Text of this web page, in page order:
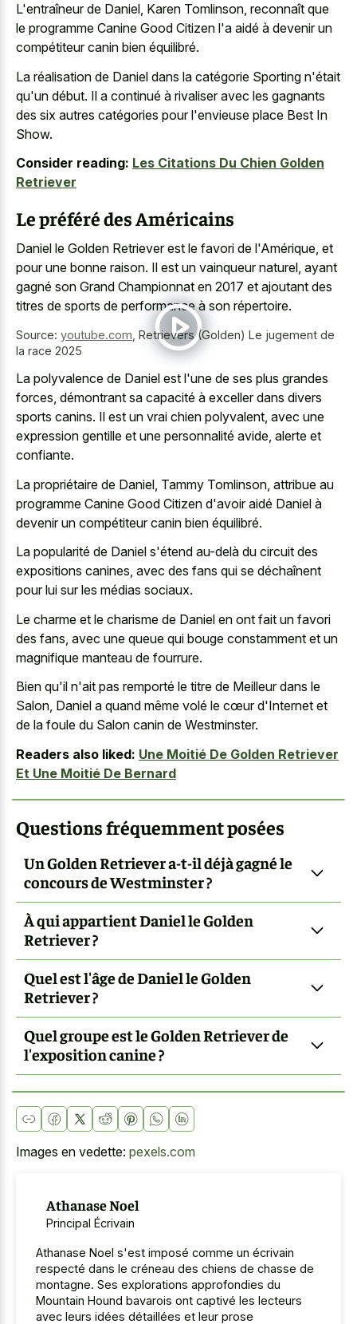
L'entraîneur de Daniel, Karen Tomlinson, reconnaît que
le programme Canine Good Citizen l'a aidé à devenir un
compétiteur canin bien équilibré.
La réalisation de Daniel dans la catégorie Sporting n'était
qu'un début. Il a continué à rivaliser avec les gagnants
des six autres catégories pour l'envieuse place Best In
Show.
Consider reading: Les Citations Du Chien Golden
Retriever
Le préféré des Américains
Daniel le Golden Retriever est le favori de l'Amérique, et
pour une bonne raison. Il est un vainqueur naturel, ayant
gagné son Grand Championnat en 2017 et ajoutant des
titres de sports de performance à son répertoire.
Source: youtube.com Retrievers (Golden) Le jugement de
la race 2025
La polyvalence de Daniel est l'une de ses plus grandes
forces, démontrant sa capacité à exceller dans divers
sports canins. Il est un vrai chien polyvalent, avec une
expression gentille et une personnalité avide, alerte et
confiante.
La propriétaire de Daniel, Tammy Tomlinson, attribue au
programme Canine Good Citizen d'avoir aidé Daniel à
devenir un compétiteur canin bien équilibré.
La popularité de Daniel s'étend au-delà du circuit des
expositions canines, avec des fans qui se déchaînent
pour lui sur les médias sociaux.
Le charme et le charisme de Daniel en ont fait un favori
des fans, avec une queue qui bouge constamment et un
magnifique manteau de fourrure.
Bien qu'il n'ait pas remporté le titre de Meilleur dans le
Salon, Daniel a quand même volé le cœur d'Internet et
de la foule du Salon canin de Westminster.
Readers also liked: Une Moitié De Golden Retriever
Et Une Moitié De Bernard
Questions fréquemment posées
Un Golden Retriever a-t-il déjà gagné le
concours de Westminster ?
À qui appartient Daniel le Golden
Retriever ?
Quel est l'âge de Daniel le Golden
Retriever ?
Quel groupe est le Golden Retriever de
l'exposition canine ?
Images en vedette: pexels.com
Athanase Noel
Principal Écrivain
Athanase Noel s'est imposé comme un écrivain
respecté dans le créneau des chiens de chasse de
montagne. Ses explorations approfondies du
Mountain Hound bavarois ont captivé les lecteurs
avec leurs idées détaillées et leur prose